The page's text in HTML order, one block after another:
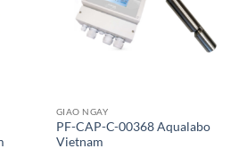
GIAO NGAY
PF-CAP-C-00368 Aqualabo
Vietnam